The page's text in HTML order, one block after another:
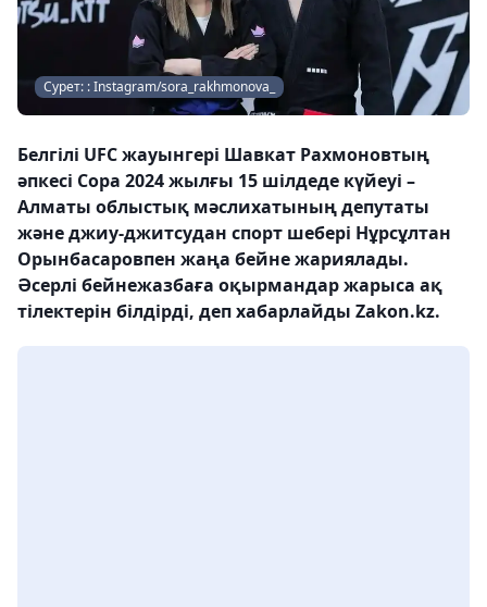
Сурет: : Instagram/sora_rakhmonova_
Белгілі UFC жауынгері Шавкат Рахмоновтың
әпкесі Сора 2024 жылғы 15 шілдеде күйеуі –
Алматы облыстық мәслихатының депутаты
және джиу-джитсудан спорт шебері Нұрсұлтан
Орынбасаровпен жаңа бейне жариялады.
Әсерлі бейнежазбаға оқырмандар жарыса ақ
тілектерін білдірді, деп хабарлайды Zakon.kz.